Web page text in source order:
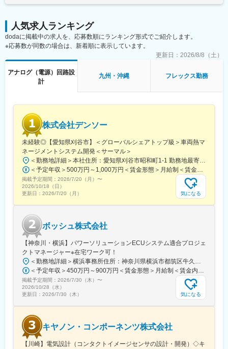
■業務詳細
動車部品の制御ハード（アナログ・デジタル回路）の開発をお任
せいたします。具体的には自動車に50～100個程度搭載されてい
るECUの回路設計及び評価業務になります。エンジンの制御
ECU、衝突センサーECU、スマートキーECUなど。
■転職者の声
常識的な勤務時間・勤務日数で、無理なく働ける環境です。
くことも、バリバリはたらくこともできます。
「はたらき方を選べる」ところが、大きな魅力だと思います。
■当社の魅力：
＜働きやすい就業環境＞
柔軟かつワークライフバランスを整えた働き方が可能です！
※2024年実績
・年間休日124日／平均残業16.3時間／有休消化率81.6%
・リモート勤務比率30%
・産休取得率100％／育休取得率男性91.1％、女性100％！
産育休前/復職後面談や育休交流会など無理なく復帰できる支援
・複業制度あり
社員の自己実現や経験・価値観・スキルの社会還元などを目的
とし、複業することが可能です。
＼各種相談窓口完備／
キャリア相談窓口、労務・ハラスメント相談窓口なども完備。
キャリアの棚卸し・価値観・強み・ビジョンの探求/整理・中長期
的なキャリア計画のサポートだけでなく、
就業規則違反や労務問題などのトラブルに関する相談に対しても
会社としてフォローする体制が整っています。
変更の範囲：会社の定める業務
人気求人ランキング
dodaに掲載中の求人を、応募数順にランキング形式でご紹介します。
※応募数が同数の場合は、新着順に表示しています。
更新日： 2026/8/8（土）
アナログ（電源）回路設
計
九州・沖縄 フレックス勤務
株式会社デンソー
未経験◎【愛知県刈谷市】＜グローバルシェアトップ級＞車両熱マ
ネージメントシステム開発＜サーマル＞
＜勤務地詳細＞本社住所：愛知県刈谷市昭和町1-1 勤務地最寄駅：各線／刈谷駅受動喫煙対策：屋内全面禁煙変更の範囲：会社の定める事業所（リモートワーク含む）
＜予定年収＞500万円～1,000万円＜賃金形態＞月給制＜賃金内訳＞月額（基本給）：333,333円～500,000円＜月給＞333,333円～500,000円＜昇給有無＞有＜残業手当＞有＜給与補足＞■賞与：年2回■昇給：年1回 ＜年収例＞29歳（大卒入社7年目）650万円（残業代含まず）32歳（大卒入社10年目）750万円（残業代含まず）35歳（大卒入社13年目）850万円（残業代含まず）40歳（大卒入社18年目）1320万円※管理職の場合賃金はあくまでも目安の金額であり、選考を通じて上下する可能性があります。月給(月額)は固定手当を含めた表記です。
掲載予定期間： 2026/7/20（月） 〜
2026/10/18（日）
更新日： 2026/7/20（月） 気になる
ボッシュ株式会社
【神奈川・横浜】パワーソリューションECUシステム適合プロジェ
クトマネージャー※在宅ワーク可！
＜勤務地詳細＞横浜事務所住所：神奈川県横浜市都筑区牛久保3-9-1 勤務地最寄駅：東急田園都市/市営地下鉄線／たまプラーザ/中川駅受動喫煙対策：屋内全面禁煙変更の範囲：会社の定める事業所（リモートワーク含む）
＜予定年収＞450万円～900万円＜賃金形態＞月給制＜賃金内訳＞月額（基本給）：221,250円～500,000円＜月給＞221,250円～500,000円＜昇給有無＞有＜残業手当＞有＜給与補足＞※給与詳細は経験・年齢・能力を考慮の上決定します。■昇給：年1回■賞与：年2回■その他手当：時間外勤務手当、通勤手当、住宅手当、食事手当、在宅勤務手当、育児支援手当、ベビーシッター補助制度、従業員紹介手当、次世代育成手当、特殊作業手当 他賃金はあくまでも目安の金額であり、選考を通じて上下する可能性があります。月給(月額)は固定手当を含めた表記です。
掲載予定期間： 2026/7/30（木） 〜
2026/10/28（水）
更新日： 2026/7/30（木） 気になる
キヤノン・コンポーネンツ株式会社
【川崎】電気設計（コンタクトイメージセンサの設計・開発）◇キ